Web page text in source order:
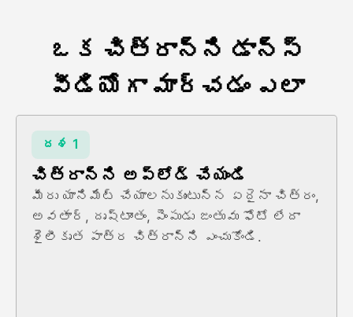
ఒక చిత్రాన్ని డాన్స్
వీడియోగా మార్చడం ఎలా
దశ 1
చిత్రాన్ని అప్లోడ్ చేయండి
మీరు యానిమేట్ చేయాలనుకుంటున్న ఏదైనా చిత్రం,
అవతార్, దృష్టాంతం, పెంపుడు జంతువు ఫోటో లేదా
శైలీకృత పాత్ర చిత్రాన్ని ఎంచుకోండి.